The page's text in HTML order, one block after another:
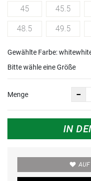
45 45.5
48.5 49.5
Gewählte Farbe:
Bitte wähle eine Größe
Menge
IN